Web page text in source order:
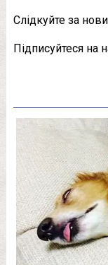
Слідкуйте за
Підписуйтеся на